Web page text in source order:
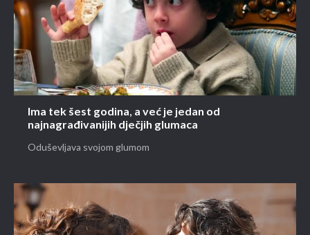
Ima tek šest godina, a već je jedan od
najnagrađivanijih dječjih glumaca
Oduševljava svojom glumom